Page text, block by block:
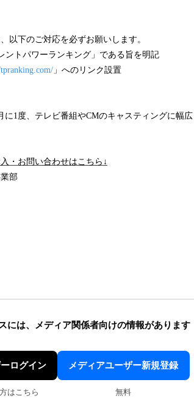
以下のご対応を必ずお願いします。
ントパワーランキング」である旨を明記
」へのリンク設置
に1度、テレビ番組やCMのキャスティングに幅
・お問い合わせはこちら↓
部
には、 メディア関係者向けの情報があります
ログイン
はこちら
メディアユーザー新規登録
無料